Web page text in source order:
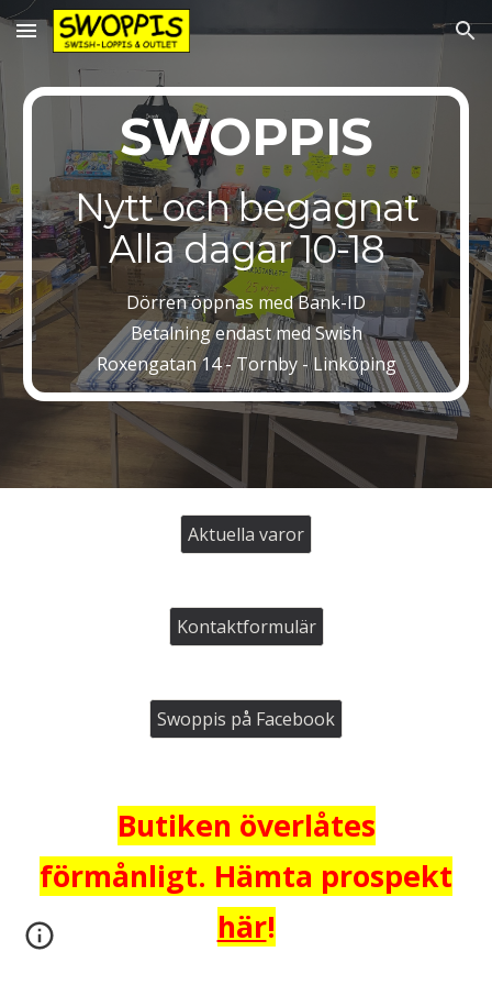
Skip to main content Skip to navigation
SWOPPIS
Nytt och begagnat
Alla dagar 10-18
Dörren öppnas med Bank-ID
Betalning endast med Swish
Roxengatan 14 - Tornby - Linköping
Aktuella varor
Kontaktformulär
Swoppis på Facebook
Butiken överlåtes
förmånligt. Hämta prospekt
här!